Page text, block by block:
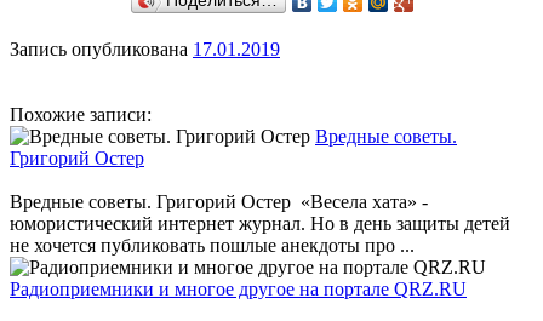
Запись опубликована 17.01.2019
Похожие записи:
Вредные советы.
Григорий Остер
Вредные советы. Григорий Остер «Весела хата» -
юмористический интернет журнал. Но в день защиты детей
не хочется публиковать пошлые анекдоты про ...
Радиоприемники и многое другое на портале QRZ.RU